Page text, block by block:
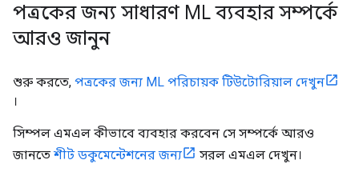
পত্রকের জন্য সাধারণ ML ব্যবহার সম্পর্কে
আরও জানুন
শুরু করতে, পত্রকের জন্য ML পরিচায়ক টিউটোরিয়াল দেখুন
।
সিম্পল এমএল কীভাবে ব্যবহার করবেন সে সম্পর্কে আরও
জানতেশীট ডকুমেন্টেশনের জন্য সরল এমএল দেখুন।